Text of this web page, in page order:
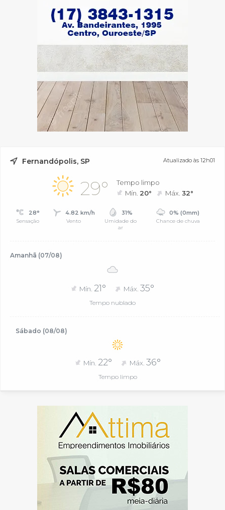
Fernandópolis, SP Atualizado às 12h01
29°
Tempo limpo
Mín. 20° Máx.32°
28°
Sensação
4.82 km/h
Vento
31%
Umidade do
ar
0% (0mm)
Chance de chuva
Amanhã (07/08)
Mín. 21° Máx. 35°
Tempo nublado
Sábado (08/08)
Mín. 22° Máx. 36°
Tempo limpo